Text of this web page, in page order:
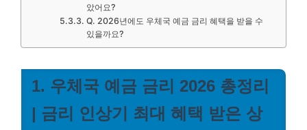
았어요?
Q. 2026년에도 우체국 예금 금리 혜택을 받을 수
있을까요?
1. 우체국 예금 금리 2026 총정리
| 금리 인상기 최대 혜택 받은 상